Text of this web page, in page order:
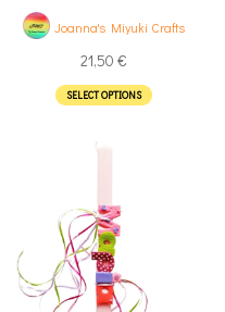
Joanna's Miyuki Crafts
21,50 €
SELECT OPTIONS